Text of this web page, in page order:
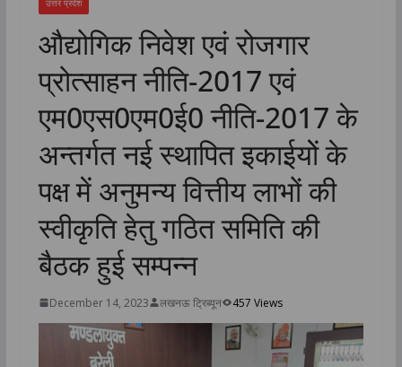
औद्योगिक निवेश एवं रोजगार
प्रोत्साहन नीति-2017 एवं
एम0एस0एम0ई0 नीति-2017 के
अन्तर्गत नई स्थापित इकाईयोें के
पक्ष में अनुमन्य वित्तीय लाभों की
स्वीकृति हेतु गठित समिति की
बैठक हुई सम्पन्न
December 14, 2023 लखनऊ ट्रिब्यून 457 Views